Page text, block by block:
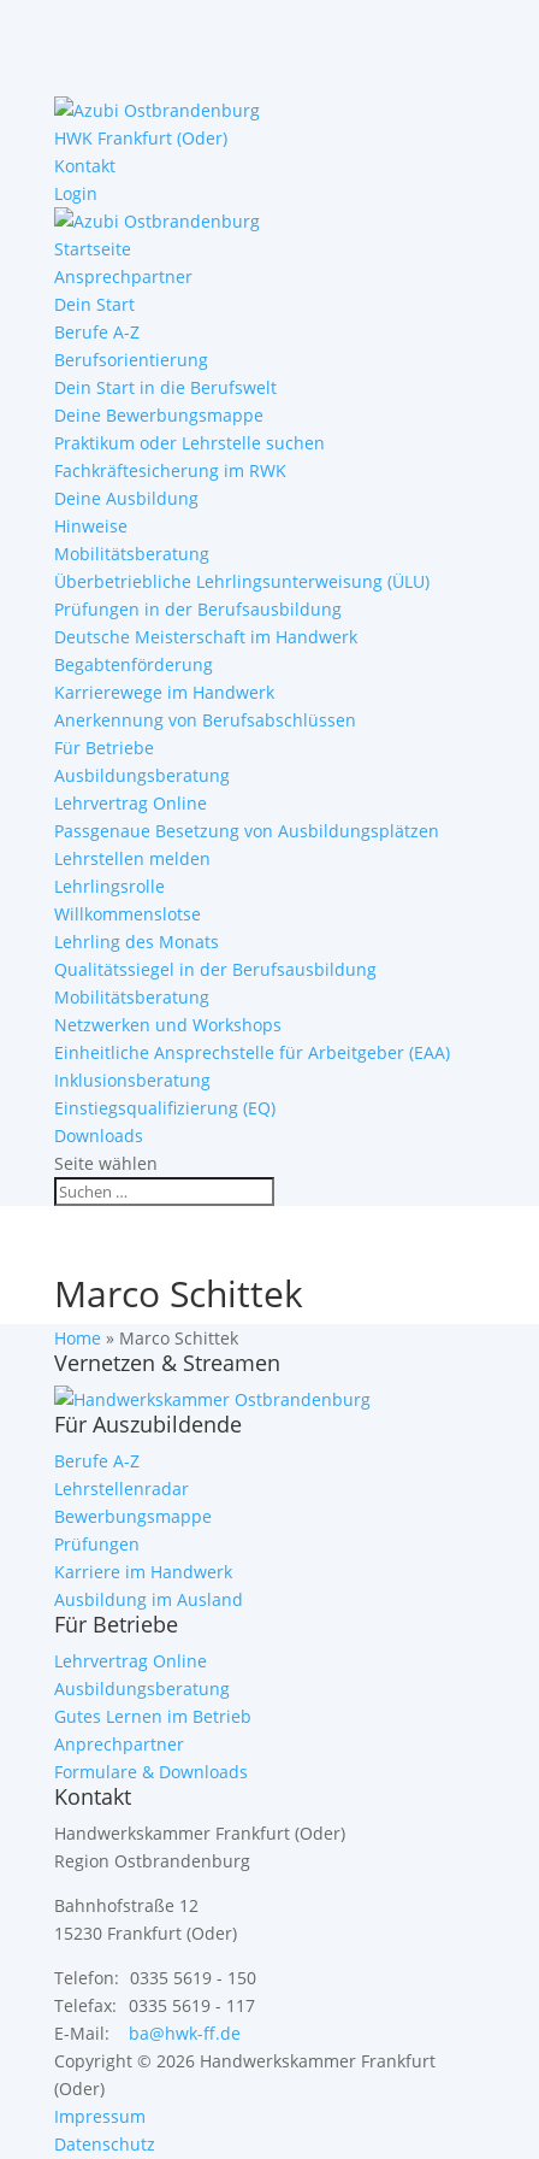
HWK Frankfurt (Oder)
Kontakt
Login
Startseite
Ansprechpartner
Dein Start
Berufe A-Z
Berufsorientierung
Dein Start in die Berufswelt
Deine Bewerbungsmappe
Praktikum oder Lehrstelle suchen
Fachkräftesicherung im RWK
Deine Ausbildung
Hinweise
Mobilitätsberatung
Überbetriebliche Lehrlingsunterweisung (ÜLU)
Prüfungen in der Berufsausbildung
Deutsche Meisterschaft im Handwerk
Begabtenförderung
Karrierewege im Handwerk
Anerkennung von Berufsabschlüssen
Für Betriebe
Ausbildungsberatung
Lehrvertrag Online
Passgenaue Besetzung von Ausbildungsplätzen
Lehrstellen melden
Lehrlingsrolle
Willkommenslotse
Lehrling des Monats
Qualitätssiegel in der Berufsausbildung
Mobilitätsberatung
Netzwerken und Workshops
Einheitliche Ansprechstelle für Arbeitgeber (EAA)
Inklusionsberatung
Einstiegsqualifizierung (EQ)
Downloads
Seite wählen
Marco Schittek
Home » Marco Schittek
Vernetzen & Streamen
Für Auszubildende
Berufe A-Z
Lehrstellenradar
Bewerbungsmappe
Prüfungen
Karriere im Handwerk
Ausbildung im Ausland
Für Betriebe
Lehrvertrag Online
Ausbildungsberatung
Gutes Lernen im Betrieb
Anprechpartner
Formulare & Downloads
Kontakt
Handwerkskammer Frankfurt (Oder)
Region Ostbrandenburg
Bahnhofstraße 12
15230 Frankfurt (Oder)
Telefon: 0335 5619 - 150
Telefax: 0335 5619 - 117
E-Mail:
ba@hwk-ff.de
Copyright © 2026 Handwerkskammer Frankfurt
(Oder)
Impressum
Datenschutz